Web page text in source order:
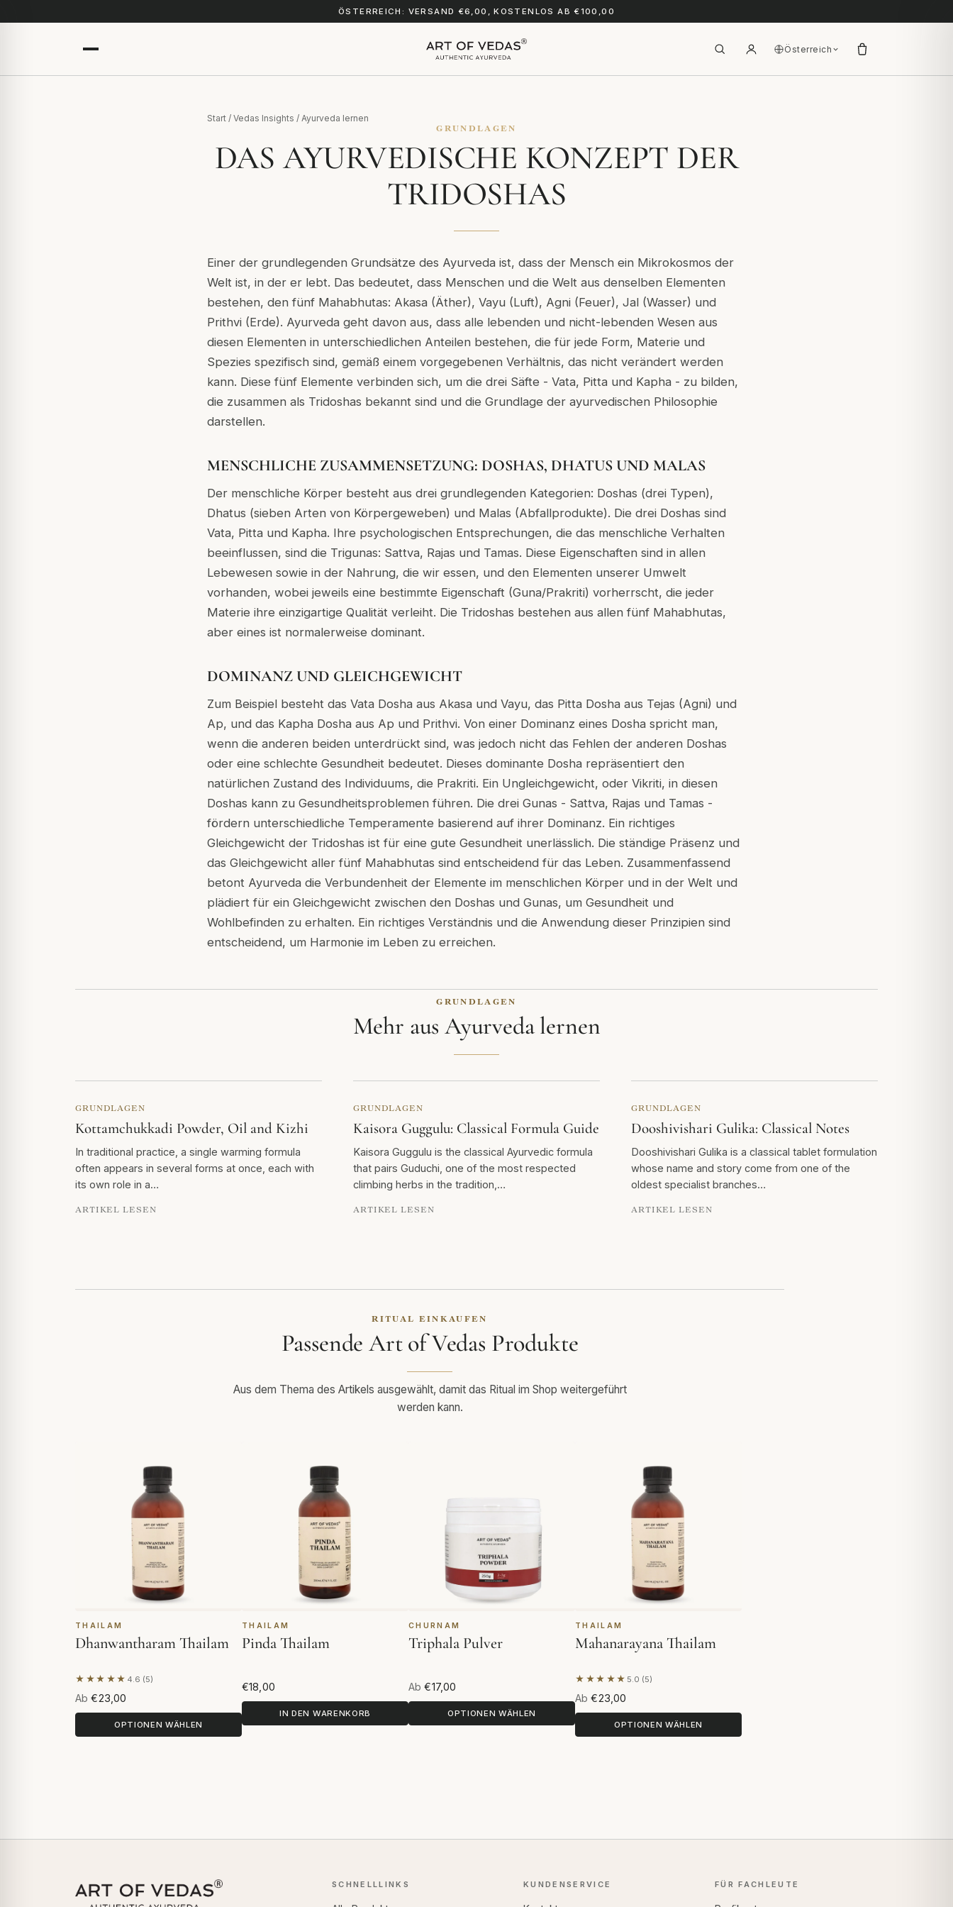
ÖSTERREICH: VERSAND €6,00, KOSTENLOS AB €100,00
Österreich
Start / Vedas Insights / Ayurveda lernen
GRUNDLAGEN
DAS AYURVEDISCHE KONZEPT DER
TRIDOSHAS
Einer der grundlegenden Grundsätze des Ayurveda ist, dass der Mensch ein Mikrokosmos der
Welt ist, in der er lebt. Das bedeutet, dass Menschen und die Welt aus denselben Elementen
bestehen, den fünf Mahabhutas: Akasa (Äther), Vayu (Luft), Agni (Feuer), Jal (Wasser) und
Prithvi (Erde). Ayurveda geht davon aus, dass alle lebenden und nicht-lebenden Wesen aus
diesen Elementen in unterschiedlichen Anteilen bestehen, die für jede Form, Materie und
Spezies spezifisch sind, gemäß einem vorgegebenen Verhältnis, das nicht verändert werden
kann. Diese fünf Elemente verbinden sich, um die drei Säfte - Vata, Pitta und Kapha - zu bilden,
die zusammen als Tridoshas bekannt sind und die Grundlage der ayurvedischen Philosophie
darstellen.
MENSCHLICHE ZUSAMMENSETZUNG: DOSHAS, DHATUS UND MALAS
Der menschliche Körper besteht aus drei grundlegenden Kategorien: Doshas (drei Typen),
Dhatus (sieben Arten von Körpergeweben) und Malas (Abfallprodukte). Die drei Doshas sind
Vata, Pitta und Kapha. Ihre psychologischen Entsprechungen, die das menschliche Verhalten
beeinflussen, sind die Trigunas: Sattva, Rajas und Tamas. Diese Eigenschaften sind in allen
Lebewesen sowie in der Nahrung, die wir essen, und den Elementen unserer Umwelt
vorhanden, wobei jeweils eine bestimmte Eigenschaft (Guna/Prakriti) vorherrscht, die jeder
Materie ihre einzigartige Qualität verleiht. Die Tridoshas bestehen aus allen fünf Mahabhutas,
aber eines ist normalerweise dominant.
DOMINANZ UND GLEICHGEWICHT
Zum Beispiel besteht das Vata Dosha aus Akasa und Vayu, das Pitta Dosha aus Tejas (Agni) und
Ap, und das Kapha Dosha aus Ap und Prithvi. Von einer Dominanz eines Dosha spricht man,
wenn die anderen beiden unterdrückt sind, was jedoch nicht das Fehlen der anderen Doshas
oder eine schlechte Gesundheit bedeutet. Dieses dominante Dosha repräsentiert den
natürlichen Zustand des Individuums, die Prakriti. Ein Ungleichgewicht, oder Vikriti, in diesen
Doshas kann zu Gesundheitsproblemen führen. Die drei Gunas - Sattva, Rajas und Tamas -
fördern unterschiedliche Temperamente basierend auf ihrer Dominanz. Ein richtiges
Gleichgewicht der Tridoshas ist für eine gute Gesundheit unerlässlich. Die ständige Präsenz und
das Gleichgewicht aller fünf Mahabhutas sind entscheidend für das Leben. Zusammenfassend
betont Ayurveda die Verbundenheit der Elemente im menschlichen Körper und in der Welt und
plädiert für ein Gleichgewicht zwischen den Doshas und Gunas, um Gesundheit und
Wohlbefinden zu erhalten. Ein richtiges Verständnis und die Anwendung dieser Prinzipien sind
entscheidend, um Harmonie im Leben zu erreichen.
GRUNDLAGEN
Mehr aus Ayurveda lernen
GRUNDLAGEN
Kottamchukkadi Powder, Oil and Kizhi
In traditional practice, a single warming formula
often appears in several forms at once, each with
its own role in a…
ARTIKEL LESEN
GRUNDLAGEN
Kaisora Guggulu: Classical Formula Guide
Kaisora Guggulu is the classical Ayurvedic formula
that pairs Guduchi, one of the most respected
climbing herbs in the tradition,…
ARTIKEL LESEN
GRUNDLAGEN
Dooshivishari Gulika: Classical Notes
Dooshivishari Gulika is a classical tablet formulation
whose name and story come from one of the
oldest specialist branches…
ARTIKEL LESEN
RITUAL EINKAUFEN
Passende Art of Vedas Produkte
Aus dem Thema des Artikels ausgewählt, damit das Ritual im Shop weitergeführt
werden kann.
THAILAM
Dhanwantharam Thailam
★★★★★ 4.6 (5)
Basierend auf 5 Bewertungen
Ab €23,00
OPTIONEN WÄHLEN
THAILAM
Pinda Thailam
€18,00
IN DEN WARENKORB
CHURNAM
Triphala Pulver
Ab €17,00
OPTIONEN WÄHLEN
THAILAM
Mahanarayana Thailam
★★★★★ 5.0 (5)
Basierend auf 5 Bewertungen
Ab €23,00
OPTIONEN WÄHLEN
SCHNELLLINKS KUNDENSERVICE FÜR FACHLEUTE